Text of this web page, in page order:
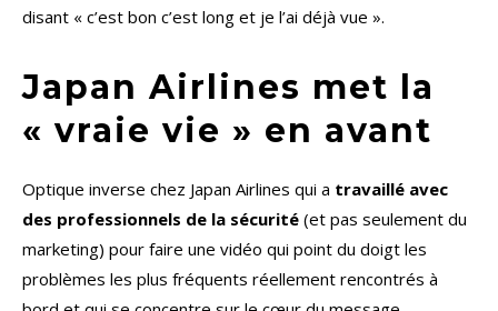
disant « c’est bon c’est long et je l’ai déjà vue ».
Japan Airlines met la
« vraie vie » en avant
Optique inverse chez Japan Airlines qui a travaillé avec
des professionnels de la sécurité (et pas seulement du
marketing) pour faire une vidéo qui point du doigt les
problèmes les plus fréquents réellement rencontrés à